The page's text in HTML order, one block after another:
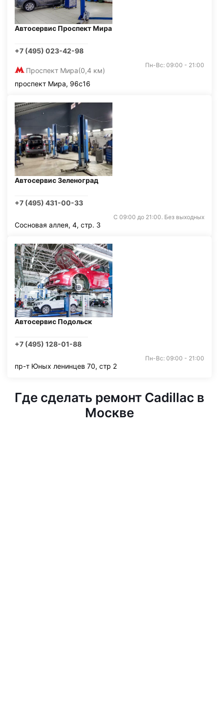
Автосервис Проспект Мира
+7 (495) 023-42-98
Проспект Мира(0,4 км)
Пн-Вс: 09:00 - 21:00
проспект Мира, 96с16
Автосервис Зеленоград
+7 (495) 431-00-33
С 09:00 до 21:00. Без выходных
Сосновая аллея, 4, стр. 3
Автосервис Подольск
+7 (495) 128-01-88
Пн-Вс: 09:00 - 21:00
пр-т Юных ленинцев 70, стр 2
Где сделать ремонт Cadillac в
Москве